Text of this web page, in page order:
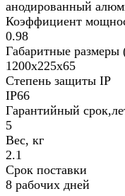
анодированный
Коэффициент
0.98
Габаритные
1200х225х65
Степень защиты IP
IP66
Гарантийный
5
Вес, кг
2.1
Срок поставки
8 рабочих дней